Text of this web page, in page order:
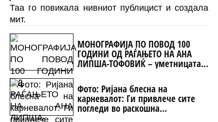
Таа го повикала нивниот публицист и создала
мит.
МОНОГРАФИЈА ПО ПОВОД 100
ГОДИНИ ОД РАЃАЊЕТО НА АНА
ЛИПША-ТОФОВИЌ – уметницата
Фото: Ријана блесна на
карневалот: Ги привлече сите
погледи во раскошна